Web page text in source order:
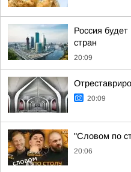
Россия
стран
20:09
20:09
"Словом по
20:06